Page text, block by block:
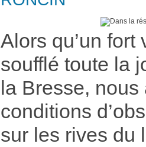
Alors qu’un fort
soufflé toute la
la Bresse,
conditions
sur les rives du